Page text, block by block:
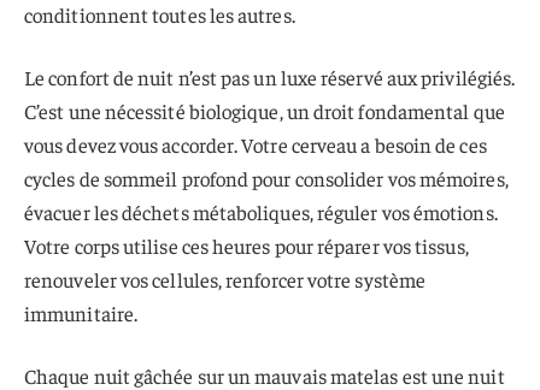
conditionnent toutes les autres.
Le confort de nuit n’est pas un luxe réservé aux privilégiés.
C’est une nécessité biologique, un droit fondamental que
vous devez vous accorder. Votre cerveau a besoin de ces
cycles de sommeil profond pour consolider vos mémoires,
évacuer les déchets métaboliques, réguler vos émotions.
Votre corps utilise ces heures pour réparer vos tissus,
renouveler vos cellules, renforcer votre système
immunitaire.
Chaque nuit gâchée sur un mauvais matelas est une nuit